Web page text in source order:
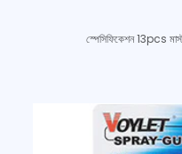
স্পেসিফিকেশন 13pcs